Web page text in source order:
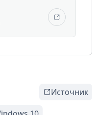
Источник